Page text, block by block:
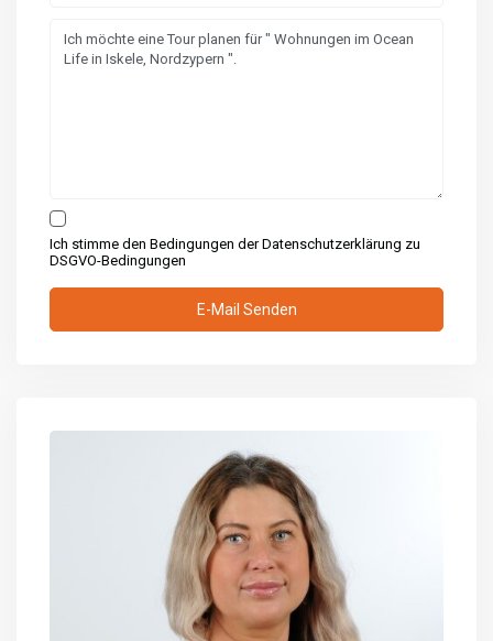
Ich stimme den Bedingungen der Datenschutzerklärung zu
DSGVO-Bedingungen